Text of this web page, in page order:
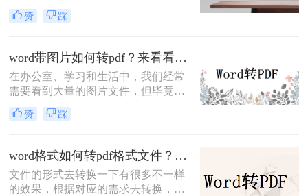
方便，但没有PDF文件的安全性高。
因此，我们总会先编辑好word文件中
去。但是如果Word文件较多的话，一
个一个将Word保存为PDF太麻烦了。
那么你们知道如何把多个word转pdf
吗？接下来我教你如何转换Word文
件，有兴趣的朋友，赶快跟我一起来
学习呀！
赞 踩
word带图片如何转pdf？来看看我自用的三个格式转换妙招！
在办公室、学习和生活中，我们经常
需要看到大量的图片文件，但毕竟，
一张一张地看照片相对麻烦，所以我
们通常会把照片变成PDF。事实上，
天，我将教你word带图片如何转pdf。
赞 踩
word格式如何转pdf格式文件？这个在线方法简单快速！
文件的形式去转换一下有很多不一样
的效果，根据对应的需求去转换，尤